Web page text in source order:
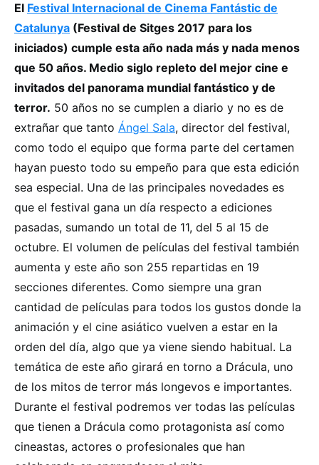
El Festival Internacional de Cinema Fantástic de
Catalunya (Festival de Sitges 2017 para los
iniciados) cumple esta año nada más y nada menos
que 50 años. Medio siglo repleto del mejor cine e
invitados del panorama mundial fantástico y de
terror. 50 años no se cumplen a diario y no es de
extrañar que tanto Ángel Sala, director del festival,
como todo el equipo que forma parte del certamen
hayan puesto todo su empeño para que esta edición
sea especial. Una de las principales novedades es
que el festival gana un día respecto a ediciones
pasadas, sumando un total de 11, del 5 al 15 de
octubre. El volumen de películas del festival también
aumenta y este año son 255 repartidas en 19
secciones diferentes. Como siempre una gran
cantidad de películas para todos los gustos donde la
animación y el cine asiático vuelven a estar en la
orden del día, algo que ya viene siendo habitual. La
temática de este año girará en torno a Drácula, uno
de los mitos de terror más longevos e importantes.
Durante el festival podremos ver todas las películas
que tienen a Drácula como protagonista así como
cineastas, actores o profesionales que han